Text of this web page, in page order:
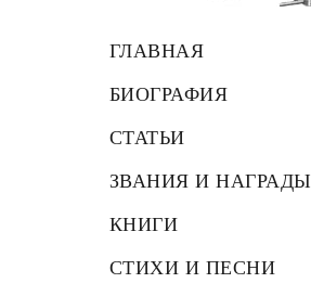
ГЛАВНАЯ
БИОГРАФИЯ
СТАТЬИ
ЗВАНИЯ И НАГРАДЫ
КНИГИ
СТИХИ И ПЕСНИ